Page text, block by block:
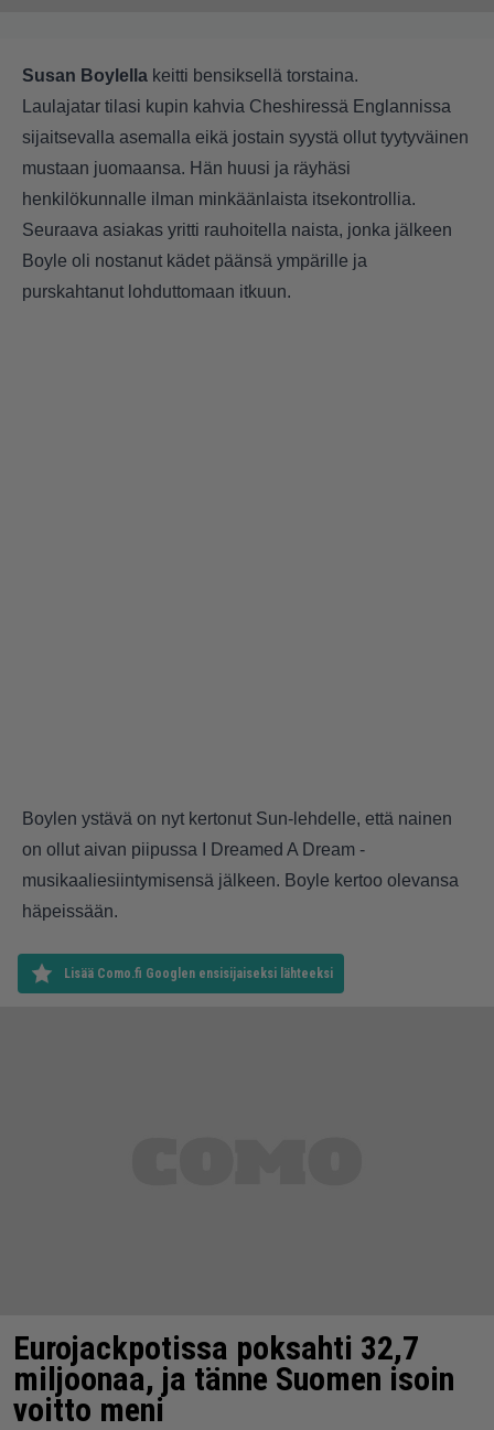
Susan Boylella keitti bensiksellä torstaina.
Laulajatar tilasi kupin kahvia Cheshiressä Englannissa
sijaitsevalla asemalla eikä jostain syystä ollut tyytyväinen
mustaan juomaansa. Hän huusi ja räyhäsi
henkilökunnalle ilman minkäänlaista itsekontrollia.
Seuraava asiakas yritti rauhoitella naista, jonka jälkeen
Boyle oli nostanut kädet päänsä ympärille ja
purskahtanut lohduttomaan itkuun.
Boylen ystävä on nyt kertonut Sun-lehdelle, että nainen
on ollut aivan piipussa I Dreamed A Dream -
musikaaliesiintymisensä jälkeen. Boyle kertoo olevansa
häpeissään.
Lisää Como.fi Googlen ensisijaiseksi lähteeksi
Eurojackpotissa poksahti 32,7
miljoonaa, ja tänne Suomen isoin
voitto meni